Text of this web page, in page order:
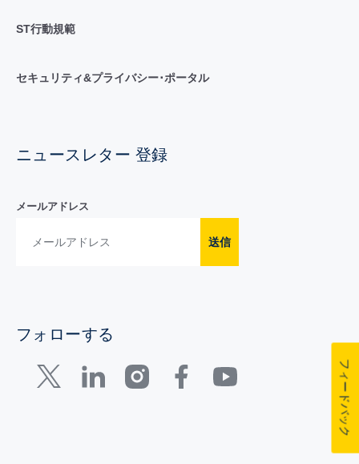
ST行動規範
セキュリティ&プライバシー･ポータル
ニュースレター 登録
メールアドレス
送信
フォローする
フィードバック